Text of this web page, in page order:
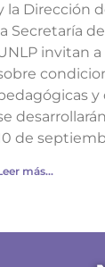
la Dirección
la Secretaría
invitan
y
de
más...